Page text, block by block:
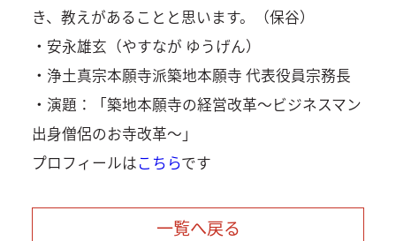
き、教えがあることと思います。（保谷）
・安永雄玄（やすなが ゆうげん）
・浄土真宗本願寺派築地本願寺 代表役員宗務長
・演題：「築地本願寺の経営改革～ビジネスマン
出身僧侶のお寺改革～」
プロフィールはこちらです
一覧へ戻る